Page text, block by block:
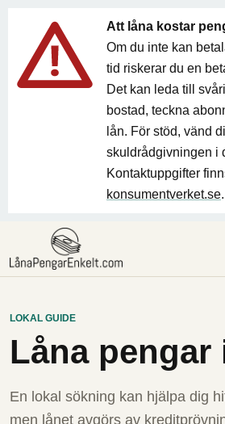
Att låna kostar
Om du inte kan
tid riskerar du en
Det kan leda till
bostad, teckna
lån. För stöd, vänd
skuldrådgivningen i
Kontaktuppgifter
konsumentverket.se.
LOKAL GUIDE
Låna pengar
En lokal sökning kan hjälpa dig
men lånet avgörs av